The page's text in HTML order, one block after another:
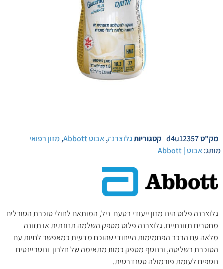
מק"טd4u12357 קטגוריותגלוצרנה,אבוט Abbott ,מזון רפואי
מותג:אבוט | Abbott
גלוצרנה פלוס הינו מזון ייעודי בטעם וניל, המותאם לחולי סוכרת הסובלים
מחסרים תזונתיים. גלוצרנה פלוס מספק השלמה תזונתית או תזונה
מלאה עם הרכב הפחמימות הייחודי שהוכח מדעית כמאפשר לחיות עם
הסוכרת בשליטה, ובנוסף מספק כמות מתאימה של חלבון ונוטריינטים
נוספים לעומת פורמולה סטנדרטית.